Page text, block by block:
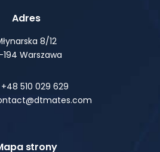
Adres
8/12
194 Warszawa
510 029 629
strony